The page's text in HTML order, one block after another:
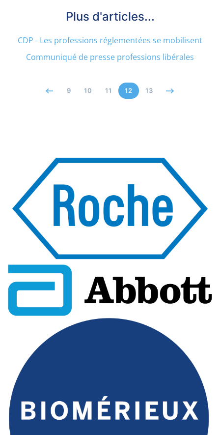
Plus d'articles...
CDP - Les professions réglementées se mobilisent
Communiqué de presse professions libérales
9 10 11 12 13